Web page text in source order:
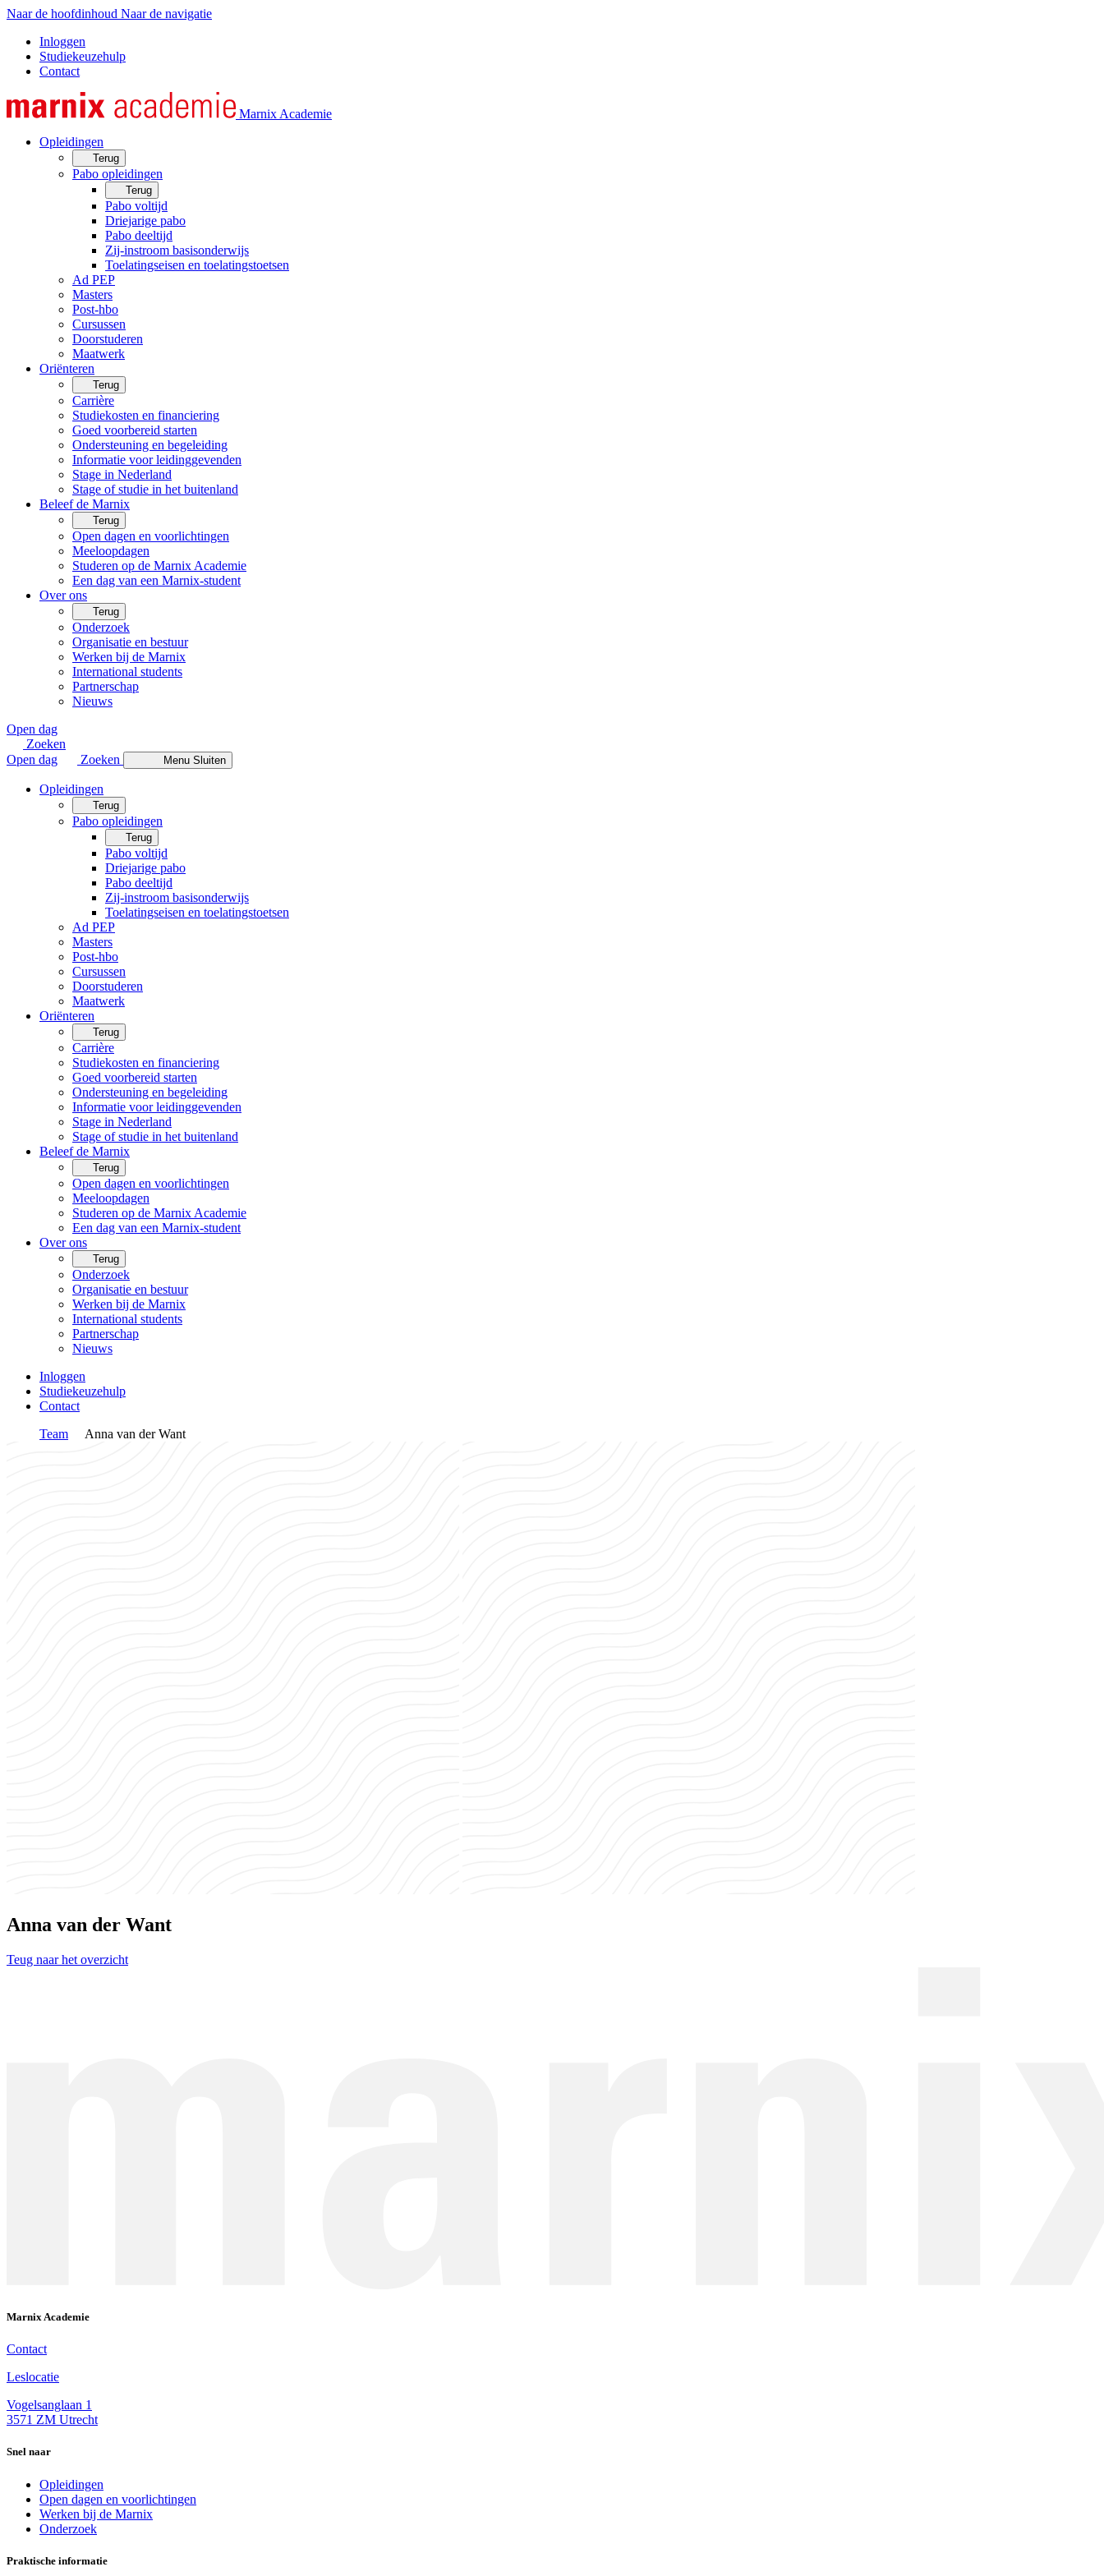
Naar de hoofdinhoud Naar de navigatie
Inloggen
Studiekeuzehulp
Contact
Marnix Academie
Opleidingen
Terug
Pabo opleidingen
Terug
Pabo voltijd
Driejarige pabo
Pabo deeltijd
Zij-instroom basisonderwijs
Toelatingseisen en toelatingstoetsen
Ad PEP
Masters
Post-hbo
Cursussen
Doorstuderen
Maatwerk
Oriënteren
Terug
Carrière
Studiekosten en financiering
Goed voorbereid starten
Ondersteuning en begeleiding
Informatie voor leidinggevenden
Stage in Nederland
Stage of studie in het buitenland
Beleef de Marnix
Terug
Open dagen en voorlichtingen
Meeloopdagen
Studeren op de Marnix Academie
Een dag van een Marnix-student
Over ons
Terug
Onderzoek
Organisatie en bestuur
Werken bij de Marnix
International students
Partnerschap
Nieuws
Open dag
Zoeken
Open dag
Zoeken Menu Sluiten
Opleidingen
Terug
Pabo opleidingen
Terug
Pabo voltijd
Driejarige pabo
Pabo deeltijd
Zij-instroom basisonderwijs
Toelatingseisen en toelatingstoetsen
Ad PEP
Masters
Post-hbo
Cursussen
Doorstuderen
Maatwerk
Oriënteren
Terug
Carrière
Studiekosten en financiering
Goed voorbereid starten
Ondersteuning en begeleiding
Informatie voor leidinggevenden
Stage in Nederland
Stage of studie in het buitenland
Beleef de Marnix
Terug
Open dagen en voorlichtingen
Meeloopdagen
Studeren op de Marnix Academie
Een dag van een Marnix-student
Over ons
Terug
Onderzoek
Organisatie en bestuur
Werken bij de Marnix
International students
Partnerschap
Nieuws
Inloggen
Studiekeuzehulp
Contact
Team
Anna van der Want
Anna van der Want
Teug naar het overzicht
Marnix Academie
Contact
Leslocatie
Vogelsanglaan 1
3571 ZM Utrecht
Snel naar
Opleidingen
Open dagen en voorlichtingen
Werken bij de Marnix
Onderzoek
Praktische informatie